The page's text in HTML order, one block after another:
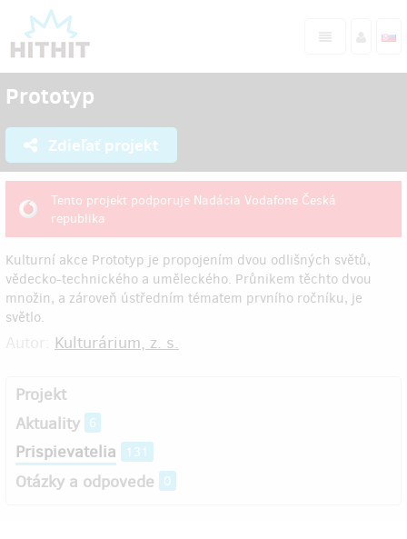
Prototyp
Zdieľať projekt
Tento projekt podporuje Nadácia Vodafone Česká
republika
Kulturní akce Prototyp je propojením dvou odlišných světů,
vědecko-technického a uměleckého. Průnikem těchto dvou
množin, a zároveň ústředním tématem prvního ročníku, je
světlo.
Kulturárium, z. s.
Projekt
Aktuality 6
Prispievatelia 131
Otázky a odpovede 0